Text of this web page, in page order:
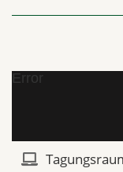
Error